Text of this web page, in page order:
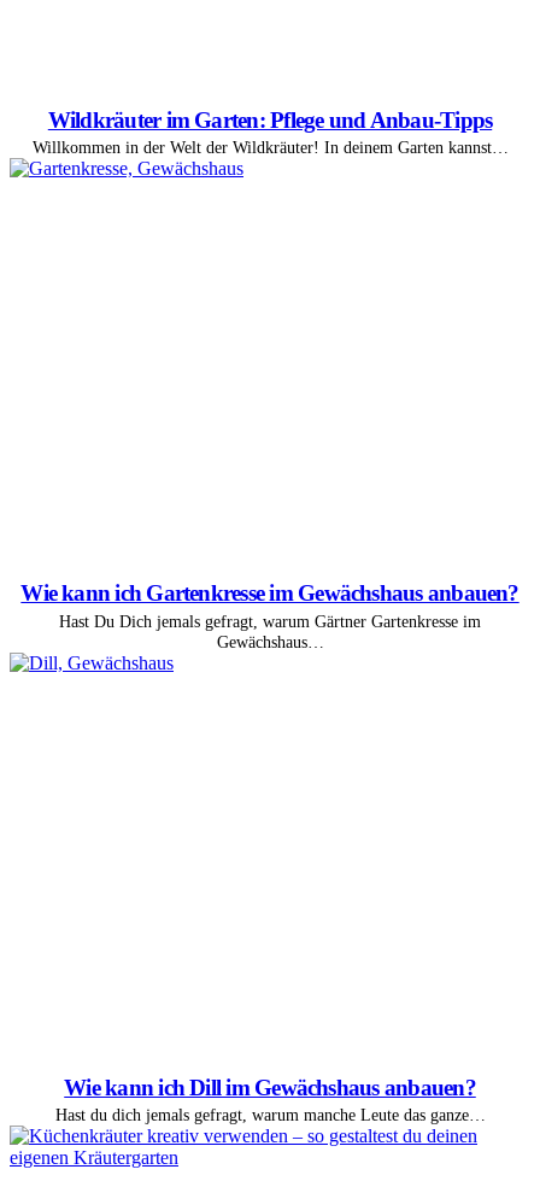
Wildkräuter im Garten: Pflege und Anbau-Tipps
Willkommen in der Welt der Wildkräuter! In deinem Garten kannst…
Wie kann ich Gartenkresse im Gewächshaus anbauen?
Hast Du Dich jemals gefragt, warum Gärtner Gartenkresse im
Gewächshaus…
Wie kann ich Dill im Gewächshaus anbauen?
Hast du dich jemals gefragt, warum manche Leute das ganze…